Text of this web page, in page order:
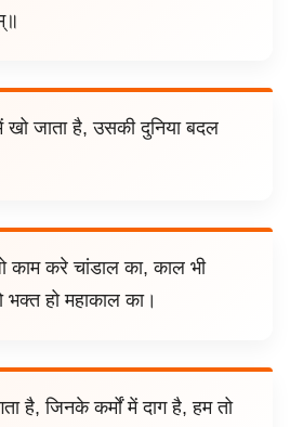
जाता है, उसकी दुनिया बदल
काम करे चांडाल का, काल भी
भक्त हो महाकाल का।
है, जिनके कर्मों में दाग है, हम तो